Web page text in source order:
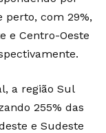
perto, com 29%,
e Centro-Oeste
a região Sul
255% das
e Sudeste